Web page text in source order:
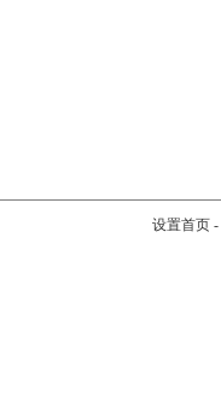
设置首页-